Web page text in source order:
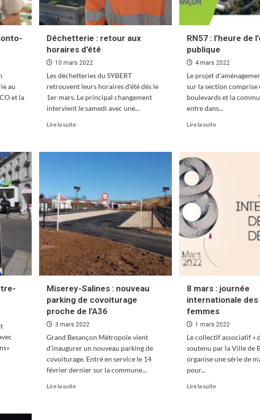
au
et la
Déchetterie : retour aux
horaires d’été
10 mars 2022
Les déchetteries du SYBERT
retrouvent leurs horaires d’été dès le
1er mars. Le principal changement
intervient le samedi avec une...
Lire la suiteEn
sur
aux
horaires
d’été
RN57 : l’heure de
publique
4 mars 2022
Le projet
sur la section comprise
boulevards et la
entre dans...
Lire la suiteEn
sur
l’enquête
publique
Miserey-Salines : nouveau
parking de covoiturage
proche de l’A36
3 mars 2022
Grand Besançon Métropole vient
d’inaugurer un nouveau parking de
covoiturage. Entré en service le 14
février dernier sur la commune...
Lire la suiteEn
8 mars : journée
internationale
femmes
1 mars 2022
Le collectif associatif «
soutenu par la Ville de
organise une série de
pour...
Lire la suiteEn